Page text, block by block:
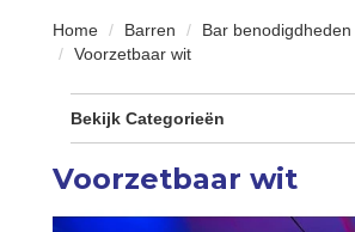
Home Barren
Bar benodigdheden
Voorzetbaar wit
Bekijk Categorieën
Voorzetbaar wit